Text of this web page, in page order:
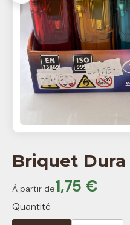
Briquet Dura
À partir de1,75 €
Quantité